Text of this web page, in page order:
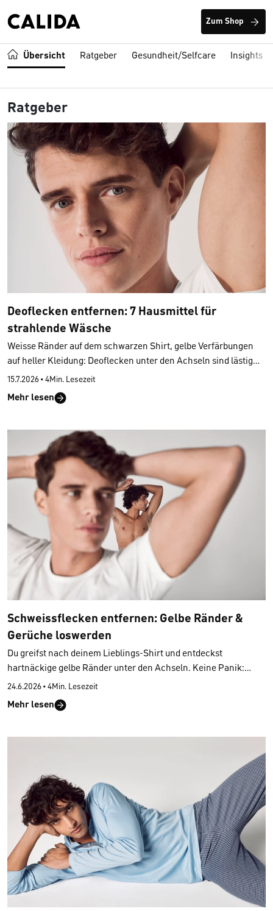
Zum Shop
Übersicht Ratgeber Gesundheit/Selfcare Insights
Ratgeber
Deoflecken entfernen: 7 Hausmittel für
strahlende Wäsche
Weisse Ränder auf dem schwarzen Shirt, gelbe Verfärbungen
auf heller Kleidung: Deoflecken unter den Achseln sind lästig
und oft hartnäckig. Doch bevor du zum aggressiven
Fleckenentferner greifst, lohnt sich ein Blick in den
Vorratsschrank. So lassen sich die meisten
zeigen dir unsere sieben bewährtesten Helfer und erklären dir,
welches Mittel zu welchem Stoff passt.
15.7.2026 • 4Min. Lesezeit
Mehr lesen
Schweissflecken entfernen: Gelbe Ränder &
Gerüche loswerden
Du greifst nach deinem Lieblings-Shirt und entdeckst
hartnäckige gelbe Ränder unter den Achseln. Keine Panik:
Schweissflecken aus Kleidung zu entfernen ist mit den
richtigen Hausmitteln oft einfacher als gedacht. Wir erklären
dir, wie du selbst
24.6.2026 • 4Min. Lesezeit
Mehr lesen